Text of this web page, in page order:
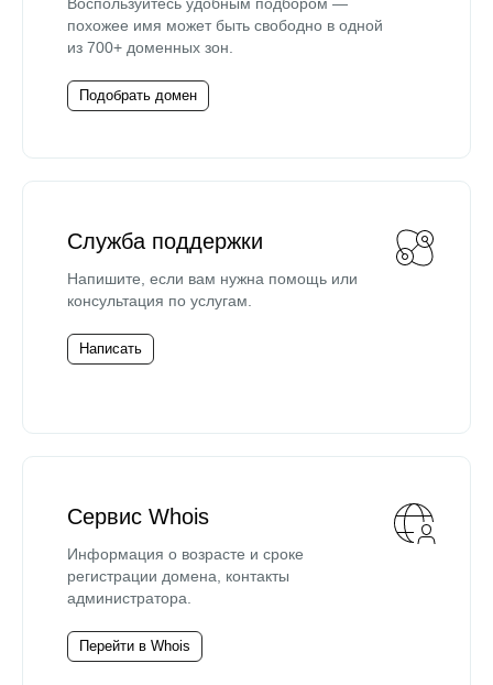
похожее имя может быть свободно в одной
из 700+ доменных зон.
Подобрать домен
Служба поддержки
Напишите, если вам нужна помощь или
консультация по услугам.
Написать
Сервис Whois
Информация о возрасте и сроке
регистрации домена, контакты
администратора.
Перейти в Whois